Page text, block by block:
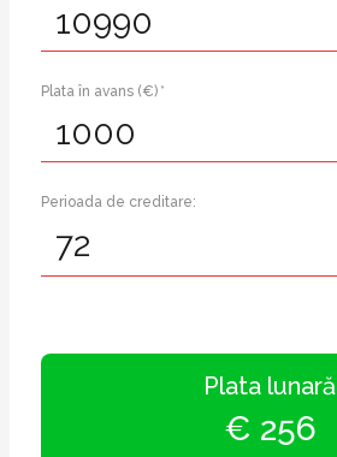
Plata în avans (€) *
Perioada de creditare:
Plata lunară
€ 256